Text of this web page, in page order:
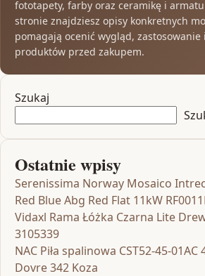
fototapety, farby oraz ceramikę i
stronie znajdziesz opisy konkretnych
pomagają ocenić wygląd,
produktów przed zakupem.
Szukaj
Ostatnie wpisy
Serenissima Norway Mosaico
Red Blue Abg Red Flat 11kW
Vidaxl Rama Łóżka Czarna Lite
3105339
NAC Piła spalinowa CST52-45-01AC
Dovre 342 Koza